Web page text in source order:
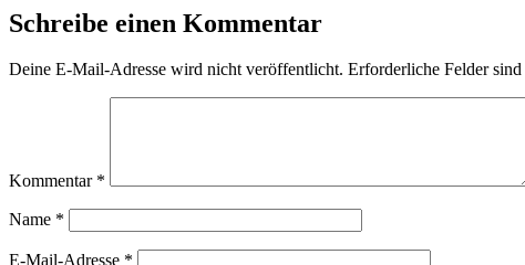
Schreibe einen Kommentar
Deine E-Mail-Adresse wird nicht veröffentlicht. Erforderliche Felder
Kommentar *
Name *
E-Mail-Adresse *